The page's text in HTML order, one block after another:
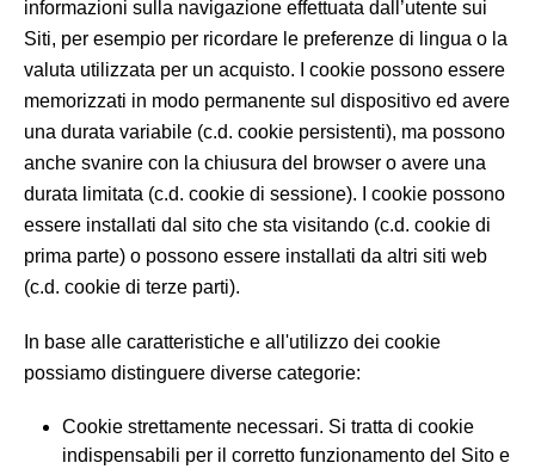
informazioni sulla navigazione effettuata dall’utente sui
Siti, per esempio per ricordare le preferenze di lingua o la
valuta utilizzata per un acquisto. I cookie possono essere
memorizzati in modo permanente sul dispositivo ed avere
una durata variabile (c.d. cookie persistenti), ma possono
anche svanire con la chiusura del browser o avere una
durata limitata (c.d. cookie di sessione). I cookie possono
essere installati dal sito che sta visitando (c.d. cookie di
prima parte) o possono essere installati da altri siti web
(c.d. cookie di terze parti).
In base alle caratteristiche e all'utilizzo dei cookie
possiamo distinguere diverse categorie:
Cookie strettamente necessari. Si tratta di cookie
indispensabili per il corretto funzionamento del Sito e